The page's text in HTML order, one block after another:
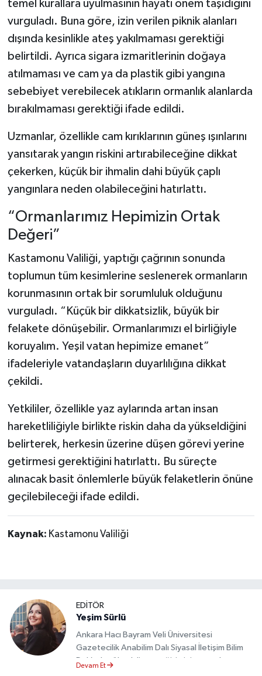
temel kurallara uyulmasının hayati önem taşıdığını
vurguladı. Buna göre, izin verilen piknik alanları
dışında kesinlikle ateş yakılmaması gerektiği
belirtildi. Ayrıca sigara izmaritlerinin doğaya
atılmaması ve cam ya da plastik gibi yangına
sebebiyet verebilecek atıkların ormanlık alanlarda
bırakılmaması gerektiği ifade edildi.
Uzmanlar, özellikle cam kırıklarının güneş ışınlarını
yansıtarak yangın riskini artırabileceğine dikkat
çekerken, küçük bir ihmalin dahi büyük çaplı
yangınlara neden olabileceğini hatırlattı.
“Ormanlarımız Hepimizin Ortak
Değeri”
Kastamonu Valiliği, yaptığı çağrının sonunda
toplumun tüm kesimlerine seslenerek ormanların
korunmasının ortak bir sorumluluk olduğunu
vurguladı. “Küçük bir dikkatsizlik, büyük bir
felakete dönüşebilir. Ormanlarımızı el birliğiyle
koruyalım. Yeşil vatan hepimize emanet”
ifadeleriyle vatandaşların duyarlılığına dikkat
çekildi.
Yetkililer, özellikle yaz aylarında artan insan
hareketliliğiyle birlikte riskin daha da yükseldiğini
belirterek, herkesin üzerine düşen görevi yerine
getirmesi gerektiğini hatırlattı. Bu süreçte
alınacak basit önlemlerle büyük felaketlerin önüne
geçilebileceği ifade edildi.
Kaynak: Kastamonu Valiliği
EDİTÖR
Yeşim Sürlü
Ankara Hacı Bayram Veli Üniversitesi
Gazetecilik Anabilim Dalı Siyasal İletişim Bilim
Dalı’nda yüksek lisans eğitimini tamamlamıştır.
Devam Et